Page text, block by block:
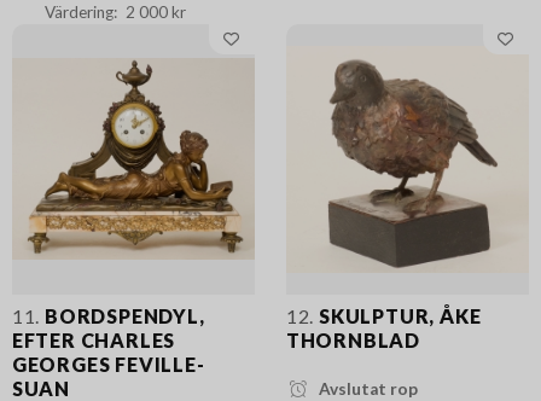
2 000 kr
11.
BORDSPENDYL,
EFTER CHARLES
GEORGES FEVILLE-
SUAN
12. SKULPTUR, ÅKE
THORNBLAD
Avslutat rop